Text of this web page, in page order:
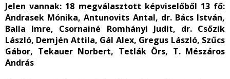
Jelen vannak: 18 megválasztott képviselőből 13 fő:
Andrasek Mónika, Antunovits Antal, dr. Bács István,
Balla Imre, Csornainé Romhányi Judit, dr. Csőzik
László, Demjén Attila, Gál Alex, Gregus László, Szűcs
Gábor, Tekauer Norbert, Tetlák Örs, T. Mészáros
András